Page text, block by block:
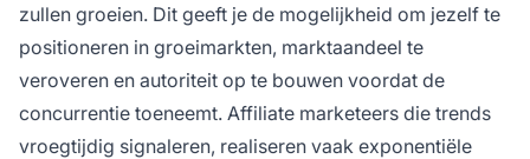
zullen groeien. Dit geeft je de mogelijkheid om jezelf te
positioneren in groeimarkten, marktaandeel te
veroveren en autoriteit op te bouwen voordat de
concurrentie toeneemt. Affiliate marketeers die trends
vroegtijdig signaleren, realiseren vaak exponentiële